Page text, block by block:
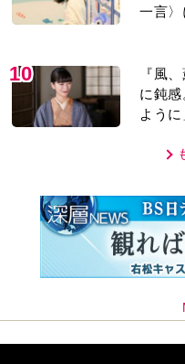
一言〉
10
『風
に鈍
ように